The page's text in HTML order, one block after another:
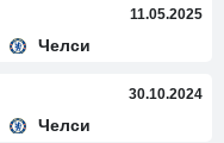
Челси
11.05.2025
Челси
30.10.2024